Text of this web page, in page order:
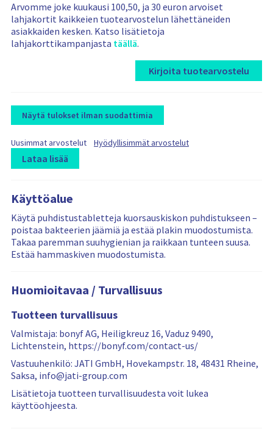
Arvomme joke kuukausi 100,50, ja 30 euron arvoiset
lahjakortit kaikkeien tuotearvostelun lähettäneiden
asiakkaiden kesken. Katso lisätietoja
lahjakorttikampanjasta täällä.
Kirjoita tuotearvostelu
Näytä tulokset ilman suodattimia
F
i
r
b
y
Uusimmat arvostelut
F
y
Hyödyllisimmät arvostelut
Lataa lisää
a
i
n
g
m
r
e
r
e
v
i
e
w
s
…
v
e
w
s
a
e
f
i
t
e
r
e
d
v
e
w
s
f
l
t
e
r
i
n
g
i
s
r
e
Käyttöalue
Käytä puhdistustabletteja kuorsauskiskon puhdistukseen –
poistaa bakteerien jäämiä ja estää plakin muodostumista.
Takaa paremman suuhygienian ja raikkaan tunteen suusa.
Estää hammaskiven muodostumista.
Huomioitavaa / Turvallisuus
Tuotteen turvallisuus
Valmistaja: bonyf AG, Heiligkreuz 16, Vaduz 9490,
Lichtenstein, https://bonyf.com/contact-us/
Vastuuhenkilö: JATI GmbH, Hovekampstr. 18, 48431 Rheine,
Saksa, info@jati-group.com
Lisätietoja tuotteen turvallisuudesta voit lukea
käyttöohjeesta.